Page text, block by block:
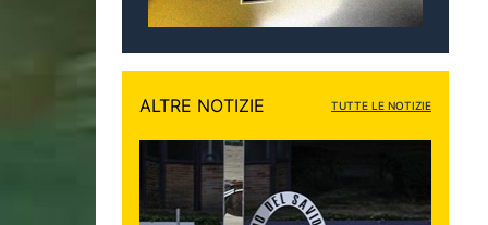
ALTRE NOTIZIE TUTTE LE NOTIZIE